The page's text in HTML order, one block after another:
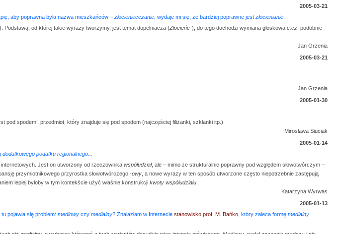
2005-03-21
aby poprawna była nazwa mieszkańców – złocieniecczanie , wydaje mi się, ze bardziej poprawne jest złocienianie
). Podstawą, od której takie wyrazy tworzymy, jest temat dopełniacza (Złocieńc-), do tego dochodzi wymiana głoskowa c:cz , podobnie
Jan Grzenia
2005-03-21
Jan Grzenia
2005-01-30
pod spodem’, przedmiot, który znajduje się pod spodem (najczęściej filiżanki, szklanki itp.).
Mirosława Siuciak
2005-01-14
podatku regionalnego...
internetowych. Jest on utworzony od rzeczownika współudział, ale – mimo że strukturalnie poprawny pod względem słowotwórczym –
przymiotnikowego przyrostka słowotwórczego -owy , a nowe wyrazy w ten sposób utworzone często niepotrzebnie zastępują
lepiej byłoby w tym kontekście użyć właśnie konstrukcji kwoty współudziału
Katarzyna Wyrwas
2005-01-13
tu pojawia się problem: mediowy czy medialny? Znalazłam w Internecie stanowisko prof. M. Bańko , który zaleca formę medialny